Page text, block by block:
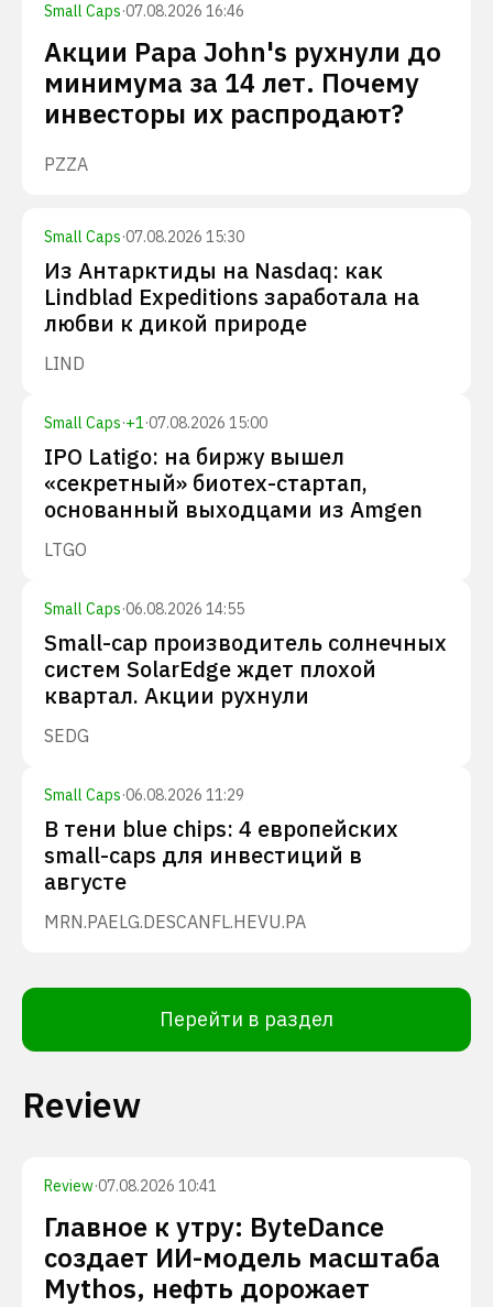
Small Caps·07.08.2026 16:46
Акции Papa John's рухнули до
минимума за 14 лет. Почему
инвесторы их распродают?
PZZA
Small Caps·07.08.2026 15:30
Из Антарктиды на Nasdaq: как
Lindblad Expeditions заработала на
любви к дикой природе
LIND
Small Caps·+1·07.08.2026 15:00
IPO Latigo: на биржу вышел
«секретный» биотех-стартап,
основанный выходцами из Amgen
LTGO
Small Caps·06.08.2026 14:55
Small-cap производитель солнечных
систем SolarEdge ждет плохой
квартал. Акции рухнули
SEDG
Small Caps·06.08.2026 11:29
В тени blue chips: 4 европейских
small-caps для инвестиций в
августе
MRN.PAELG.DESCANFL.HEVU.PA
Перейти в раздел
Review
Review·07.08.2026 10:41
Главное к утру: ByteDance
создает ИИ-модель масштаба
Mythos, нефть дорожает